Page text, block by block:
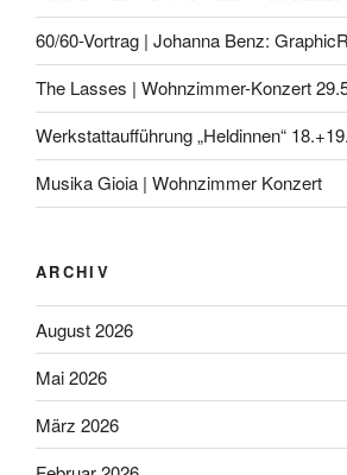
60/60-Vortrag | Johanna Benz:
The Lasses | Wohnzimmer-Konzert
Werkstattaufführung „Heldinnen“
Musika Gioia | Wohnzimmer Konzert
ARCHIV
August 2026
Mai 2026
März 2026